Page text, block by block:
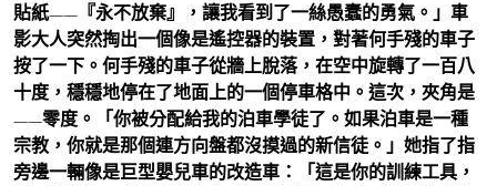
貼紙——『永不放棄』，讓我看到了一絲愚蠢的勇氣。」車
影大人突然掏出一個像是遙控器的裝置，對著何手殘的車子
按了一下。何手殘的車子從牆上脫落，在空中旋轉了一百八
十度，穩穩地停在了地面上的一個停車格中。這次，夾角是
——零度。「你被分配給我的泊車學徒了。如果泊車是一種
宗教，你就是那個連方向盤都沒摸過的新信徒。」她指了指
旁邊一輛像是巨型嬰兒車的改造車：「這是你的訓練工具，